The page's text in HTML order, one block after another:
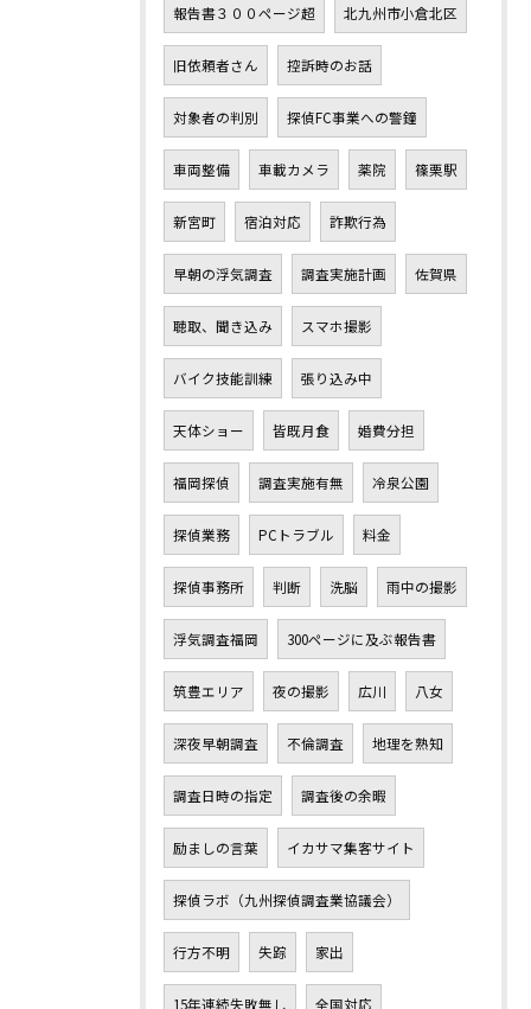
報告書３００ページ超 北九州市小倉北区
旧依頼者さん 控訴時のお話
対象者の判別 探偵FC事業への警鐘
車両整備 車載カメラ 薬院 篠栗駅
新宮町 宿泊対応 詐欺行為
早朝の浮気調査 調査実施計画 佐賀県
聴取、聞き込み スマホ撮影
バイク技能訓練 張り込み中
天体ショー 皆既月食 婚費分担
福岡探偵 調査実施有無 冷泉公園
探偵業務 PCトラブル 料金
探偵事務所 判断 洗脳 雨中の撮影
浮気調査福岡 300ページに及ぶ報告書
筑豊エリア 夜の撮影 広川 八女
深夜早朝調査 不倫調査 地理を熟知
調査日時の指定 調査後の余暇
励ましの言葉 イカサマ集客サイト
探偵ラボ（九州探偵調査業協議会）
行方不明 失踪 家出
15年連続失敗無し 全国対応